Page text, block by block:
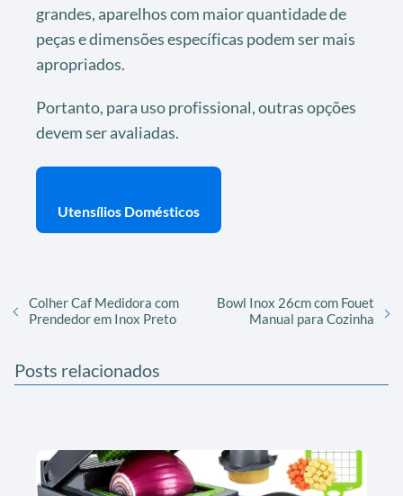
grandes, aparelhos com maior quantidade de
peças e dimensões específicas podem ser mais
apropriados.
Portanto, para uso profissional, outras opções
devem ser avaliadas.
Utensílios Domésticos
Colher Caf Medidora com
Prendedor em Inox Preto
Bowl Inox 26cm com Fouet
Manual para Cozinha
Posts relacionados